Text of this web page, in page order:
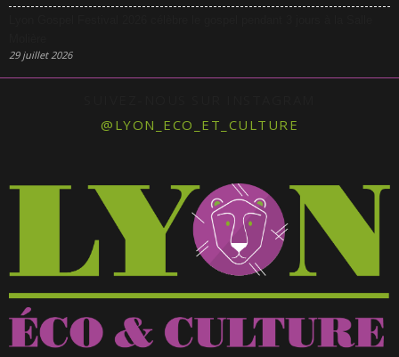
29 juillet 2026
@LYON_ECO_ET_CULTURE